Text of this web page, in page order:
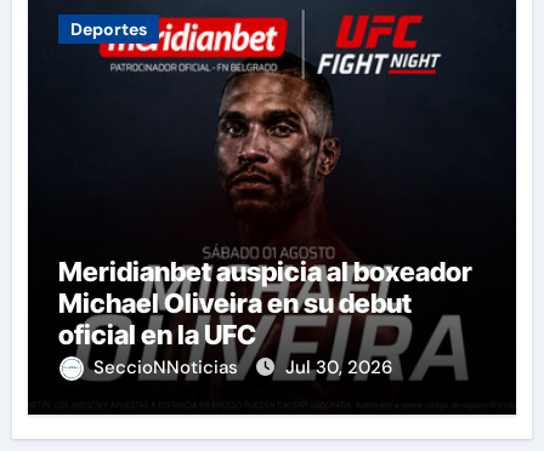
Deportes
Meridianbet auspicia al boxeador
Michael Oliveira en su debut
oficial en la UFC
SeccioNNoticias Jul 30, 2026